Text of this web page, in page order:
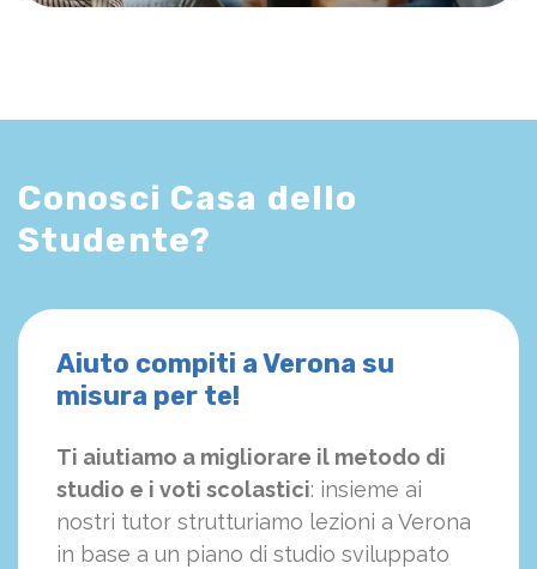
Conosci Casa dello
Studente?
Aiuto compiti a Verona su
misura per te!
Ti aiutiamo a migliorare il metodo di
studio e i voti scolastici: insieme ai
nostri tutor strutturiamo lezioni a Verona
in base a un piano di studio sviluppato